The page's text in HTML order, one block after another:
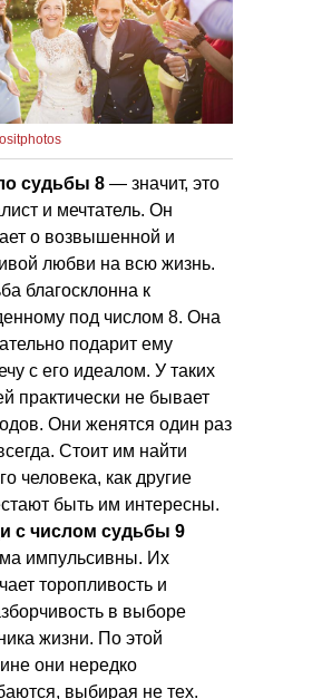
судьбы 8 — значит, это
и мечтатель. Он
о возвышенной и
любви на всю жизнь.
благосклонна к
под числом 8. Она
подарит ему
с его идеалом. У таких
практически не бывает
Они женятся один раз
Стоит им найти
человека, как другие
быть им интересны.
с числом судьбы 9
импульсивны. Их
торопливость и
в выборе
жизни. По этой
они нередко
выбирая не тех.